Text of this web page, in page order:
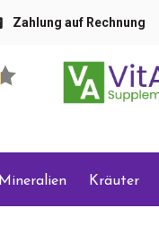
Zahlung auf Rechnung
Mineralien Kräuter